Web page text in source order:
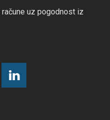
uz pogodnost iz